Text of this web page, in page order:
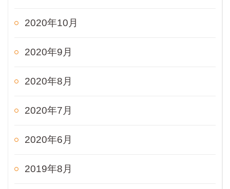
2020年10月
2020年9月
2020年8月
2020年7月
2020年6月
2019年8月